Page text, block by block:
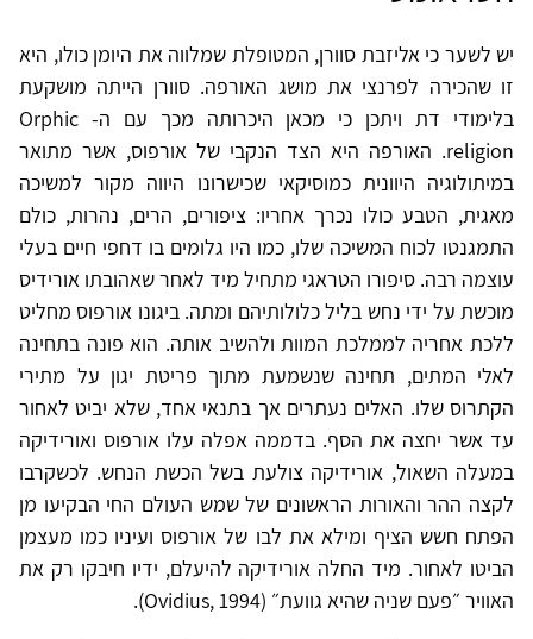
יש לשער כי אליזבת סוורן, המטופלת שמלווה את היומן כולו, היא
זו שהכירה לפרנצי את מושג האורפה. סוורן הייתה מושקעת
בלימודי דת ויתכן כי מכאן היכרותה מכך עם ה- Orphic
religion. האורפה היא הצד הנקבי של אורפוס, אשר מתואר
במיתולוגיה היוונית כמוסיקאי שכישרונו היווה מקור למשיכה
מאגית, הטבע כולו נכרך אחריו: ציפורים, הרים, נהרות, כולם
התמגנטו לכוח המשיכה שלו, כמו היו גלומים בו דחפי חיים בעלי
עוצמה רבה. סיפורו הטראגי מתחיל מיד לאחר שאהובתו אורידיס
מוכשת על ידי נחש בליל כלולותיהם ומתה. ביגונו אורפוס מחליט
ללכת אחריה לממלכת המוות ולהשיב אותה. הוא פונה בתחינה
לאלי המתים, תחינה שנשמעת מתוך פריטת יגון על מתירי
הקתרוס שלו. האלים נעתרים אך בתנאי אחד, שלא יביט לאחור
עד אשר יחצה את הסף. בדממה אפלה עלו אורפוס ואורידיקה
במעלה השאול, אורידיקה צולעת בשל הכשת הנחש. לכשקרבו
לקצה ההר והאורות הראשונים של שמש העולם החי הבקיעו מן
הפתח חשש הציף ומילא את לבו של אורפוס ועיניו כמו מעצמן
הביטו לאחור. מיד החלה אורידיקה להיעלם, ידיו חיבקו רק את
האוויר ״פעם שניה שהיא גוועת״ (Ovidius, 1994).